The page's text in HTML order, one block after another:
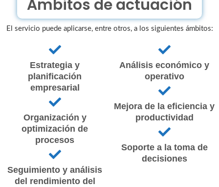
Ámbitos de actuación
El servicio puede aplicarse, entre otros, a los siguientes ámbitos:
Estrategia y
planificación
empresarial
Organización y
optimización de
procesos
Seguimiento y análisis
del rendimiento del
Análisis económico y
operativo
Mejora de la eficiencia y
productividad
Soporte a la toma de
decisiones